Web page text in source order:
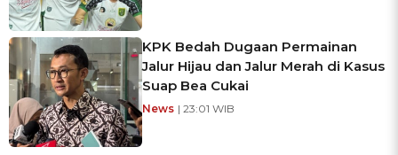
KPK Bedah Dugaan Permainan
Jalur Hijau dan Jalur Merah di Kasus
Suap Bea Cukai
News | 23:01 WIB